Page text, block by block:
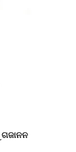
ଗଜାନନ